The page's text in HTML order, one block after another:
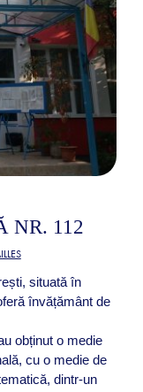
NR. 112
situată în
învățământ de
obținut o medie
cu o medie de
dintr-un